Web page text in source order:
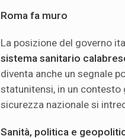
Roma fa muro
La posizione del governo
sistema sanitario
diventa anche un segnale
statunitensi, in un contesto
sicurezza nazionale si
Sanità, politica e